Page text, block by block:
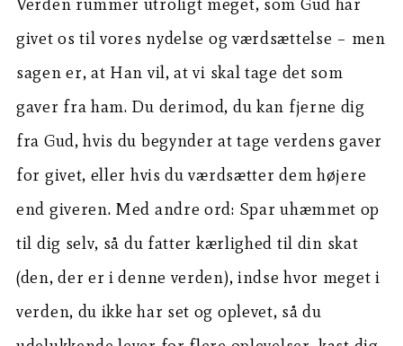
givet os til vores nydelse og værdsættelse – men
sagen er, at Han vil, at vi skal tage det som
gaver fra ham. Du derimod, du kan fjerne dig
fra Gud, hvis du begynder at tage verdens gaver
for givet, eller hvis du værdsætter dem højere
end giveren. Med andre ord: Spar uhæmmet op
til dig selv, så du fatter kærlighed til din skat
(den, der er i denne verden), indse hvor meget i
verden, du ikke har set og oplevet, så du